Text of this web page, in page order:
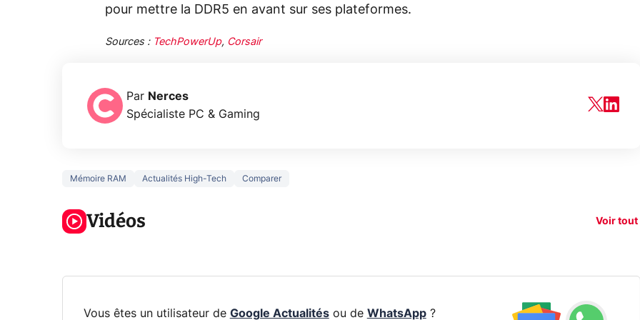
pour mettre la DDR5 en avant sur ses plateformes.
Sources : TechPowerUp, Corsair
Par Nerces
Spécialiste PC & Gaming
Mémoire RAM Actualités High-Tech Comparer
Vidéos Voir tout
Voici L'AOC
CQ32G4ZA !
Vous êtes un utilisateur de Google Actualitésou de WhatsApp?